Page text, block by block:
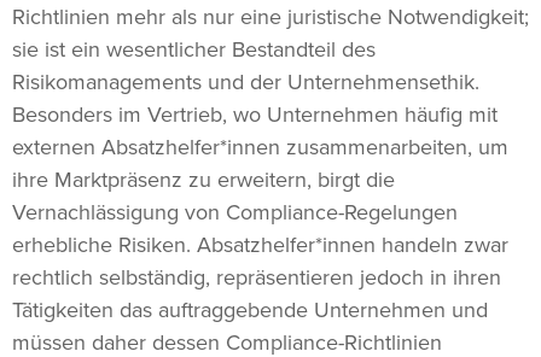
Richtlinien mehr als nur eine juristische Notwendigkeit;
sie ist ein wesentlicher Bestandteil des
Risikomanagements und der Unternehmensethik.
Besonders im Vertrieb, wo Unternehmen häufig mit
externen Absatzhelfer*innen zusammenarbeiten, um
ihre Marktpräsenz zu erweitern, birgt die
Vernachlässigung von Compliance-Regelungen
erhebliche Risiken. Absatzhelfer*innen handeln zwar
rechtlich selbständig, repräsentieren jedoch in ihren
Tätigkeiten das auftraggebende Unternehmen und
müssen daher dessen Compliance-Richtlinien